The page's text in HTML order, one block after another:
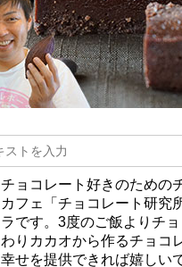
チョコレート好きのための
カフェ「チョコレート研究
ラです。3度のご飯よりチ
わりカカオから作るチョコ
幸せを提供できれば嬉しい